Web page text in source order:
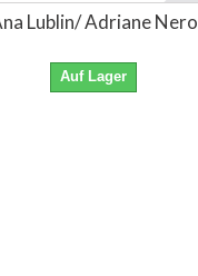
Lublin/ Adriane Nero
Auf Lager